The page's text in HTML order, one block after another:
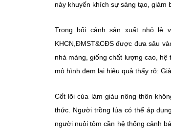
này khuyến khích sự sáng tạo, giảm
Trong bối cảnh sản xuất nhỏ lẻ
KHCN,ĐMST&CĐS được đưa sâu
nhà màng, giống chất lượng cao,
mô hình đem lại hiệu quả thấy rõ:
Cốt lõi của làm giàu nông thôn
thức. Người trồng lúa có thể áp
người nuôi tôm cần hệ thống cảnh